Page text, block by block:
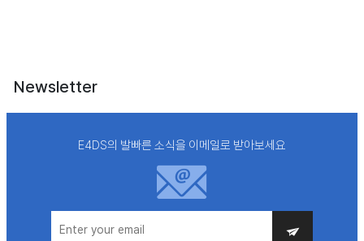
Newsletter
E4DS의 발빠른 소식을 이메일로 받아보세요